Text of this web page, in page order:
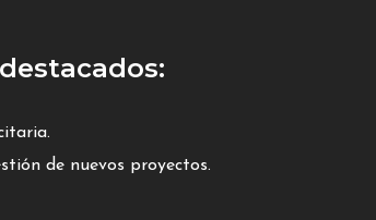
de nuevos proyectos.